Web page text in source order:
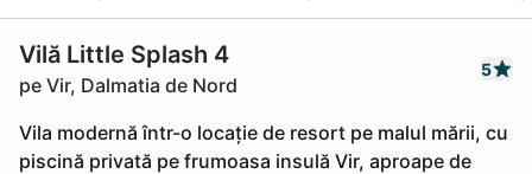
Vilă Little Splash 4
pe Vir, Dalmatia de Nord
5
Vila modernă într-o locație de resort pe malul mării, cu
piscină privată pe frumoasa insulă Vir, aproape de